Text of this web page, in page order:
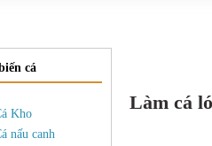
cá
Kho
nấu canh
Làm cá